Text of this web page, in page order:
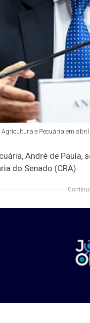
e Pecuária em
André de
do Senado (CRA).